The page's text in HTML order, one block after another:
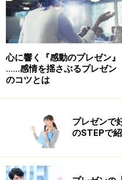
プレゼンの場に集まって
「この人は忙しいのに
室に来てくれている。自
間を割いてくれている」
そう考えたら、晴れやか
2.話題にジョーク
それでも笑えないときは
心に響く『感動のプレゼン』
……感情を揺さぶるプレゼン
のコツとは
プレゼンで
のSTEPで紹